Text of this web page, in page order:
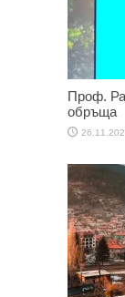
Проф.
обръща